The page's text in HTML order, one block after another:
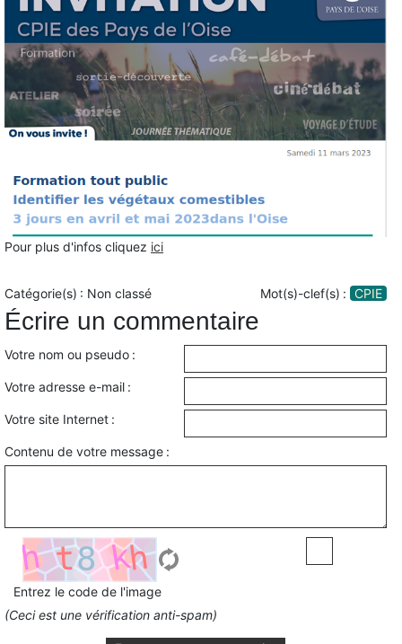
Pour plus d'infos cliquez ici
Catégorie(s) : Non classé Mot(s)-clef(s) : CPIE
Écrire un commentaire
Votre nom ou pseudo :
Votre adresse e-mail :
Votre site Internet :
Contenu de votre message :
Entrez le code de l'image
(Ceci est une vérification anti-spam)